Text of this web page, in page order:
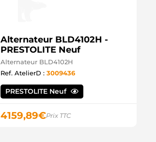
Alternateur BLD4102H -
PRESTOLITE Neuf
Alternateur BLD4102H
Ref. AtelierD : 3009436
PRESTOLITE Neuf
4159,89€Prix TTC